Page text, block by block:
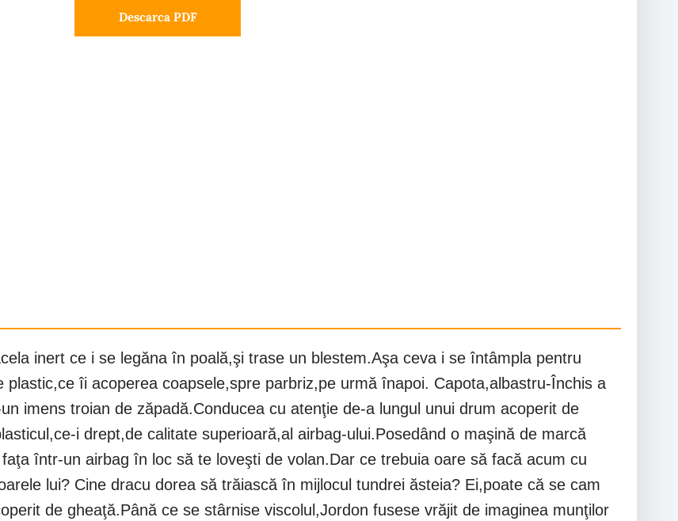
Descarca PDF
inert ce i se legăna în poală,şi trase un blestem.Aşa ceva i se întâmpla pentru
îi acoperea coapsele,spre parbriz,pe urmă înapoi. Capota,albastru-Închis a
imens troian de zăpadă.Conducea cu atenţie de-a lungul unui drum acoperit de
i drept,de calitate superioară,al airbag-ului.Posedând o maşină de marcă
într-un airbag în loc să te loveşti de volan.Dar ce trebuia oare să facă acum cu
lui? Cine dracu dorea să trăiască în mijlocul tundrei ăsteia? Ei,poate că se cam
de gheaţă.Până ce se stârnise viscolul,Jordon fusese vrăjit de imaginea munţilor